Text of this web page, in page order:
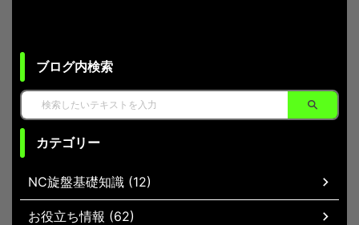
ブログ内検索
カテゴリー
NC旋盤基礎知識 (12)
お役立ち情報 (62)